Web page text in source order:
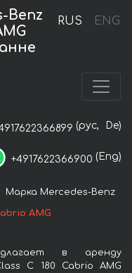
RUS ENG
Benz
(рус, De)
+4917622366900 (Eng)
Марка Mercedes-Benz
AMG
в аренду
C 180 Cabrio AMG